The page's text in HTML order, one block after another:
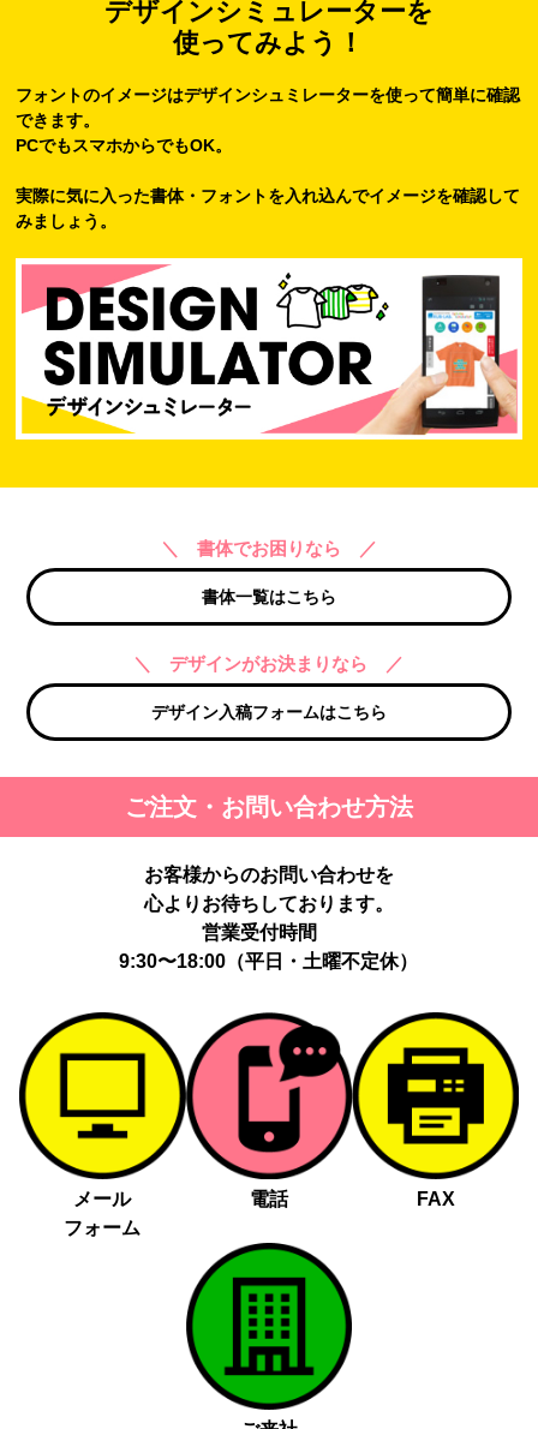
デザインシミュレーターを
使ってみよう！
フォントのイメージはデザインシュミレーターを使って簡単に確認
できます。
PCでもスマホからでもOK。
実際に気に入った書体・フォントを入れ込んでイメージを確認して
みましょう。
＼ 書体でお困りなら ／
書体一覧はこちら
＼ デザインがお決まりなら ／
デザイン入稿フォームはこちら
ご注文・お問い合わせ方法
お客様からのお問い合わせを
心よりお待ちしております。
営業受付時間
9:30〜18:00（平日・土曜不定休）
メール
フォーム
電話 FAX